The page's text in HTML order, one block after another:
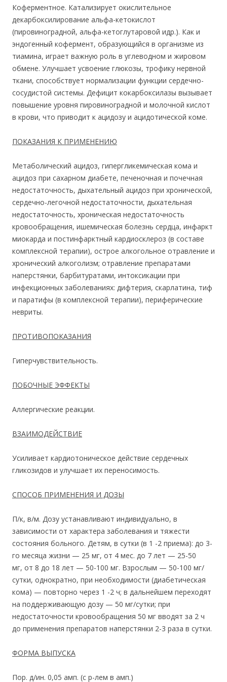
Коферментное. Катализирует окислительное
декарбоксилирование альфа-кетокислот
(пировиноградной, альфа-кетоглутаровой идр.). Как и
эндогенный кофермент, образующийся в организме из
тиамина, играет важную роль в углеводном и жировом
обмене. Улучшает усвоение глюкозы, трофику нервной
ткани, способствует нормализации функции сердечно-
сосудистой системы. Дефицит кокарбоксилазы вызывает
повышение уровня пировиноградной и молочной кислот
в крови, что приводит к ацидозу и ацидотической коме.
ПОКАЗАНИЯ К ПРИМЕНЕНИЮ
Метаболический ацидоз, гипергликемическая кома и
ацидоз при сахарном диабете, печеночная и почечная
недостаточность, дыхательный ацидоз при хронической,
сердечно-легочной недостаточности, дыхательная
недостаточность, хроническая недостаточность
кровообращения, ишемическая болезнь сердца, инфаркт
миокарда и постинфарктный кардиосклероз (в составе
комплексной терапии), острое алкогольное отравление и
хронический алкоголизм; отравление препаратами
наперстянки, барбитуратами, интоксикации при
инфекционных заболеваниях: дифтерия, скарлатина, тиф
и паратифы (в комплексной терапии), периферические
невриты.
ПРОТИВОПОКАЗАНИЯ
Гиперчувствительность.
ПОБОЧНЫЕ ЭФФЕКТЫ
Аллергические реакции.
ВЗАИМОДЕЙСТВИЕ
Усиливает кардиотоническое действие сердечных
гликозидов и улучшает их переносимость.
СПОСОБ ПРИМЕНЕНИЯ И ДОЗЫ
П/к, в/м. Дозу устанавливают индивидуально, в
зависимости от характера заболевания и тяжести
состояния больного. Детям, в сутки (в 1 -2 приема): до 3-
го месяца жизни — 25 мг, от 4 мес. до 7 лет — 25-50
мг, от 8 до 18 лет — 50-100 мг. Взрослым — 50-100 мг/
сутки, однократно, при необходимости (диабетическая
кома) — повторно через 1 -2 ч; в дальнейшем переходят
на поддерживающую дозу — 50 мг/сутки; при
недостаточности кровообращения 50 мг вводят за 2 ч
до применения препаратов наперстянки 2-3 раза в сутки.
ФОРМА ВЫПУСКА
Пор. д/ин. 0,05 амп. (с р-лем в амп.)